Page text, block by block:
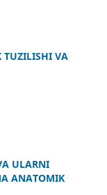
TUZILISHI VA
ULARNI
ANATOMIK